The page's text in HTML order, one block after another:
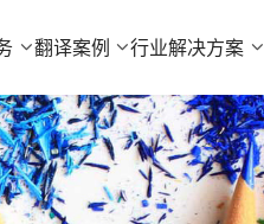
翻译案例 行业解决方案